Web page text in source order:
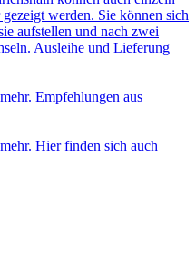
werden. Sie können sich
aufstellen und nach zwei
Ausleihe und Lieferung
Empfehlungen aus
Hier finden sich auch